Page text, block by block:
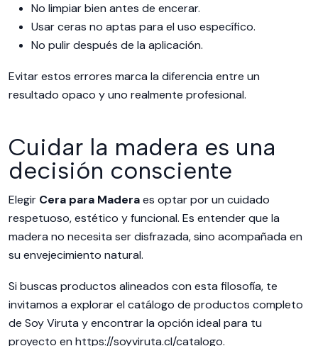
No limpiar bien antes de encerar.
Usar ceras no aptas para el uso específico.
No pulir después de la aplicación.
Evitar estos errores marca la diferencia entre un
resultado opaco y uno realmente profesional.
Cuidar la madera es una
decisión consciente
Elegir Cera para Maderaes optar por un cuidado
respetuoso, estético y funcional. Es entender que la
madera no necesita ser disfrazada, sino acompañada en
su envejecimiento natural.
Si buscas productos alineados con esta filosofía, te
invitamos a explorar el catálogo de productos completo
de Soy Viruta y encontrar la opción ideal para tu
proyecto en https://soyviruta.cl/catalogo.